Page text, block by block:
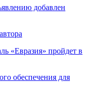
добавлен
«Евразия» пройдет в
обеспечения для